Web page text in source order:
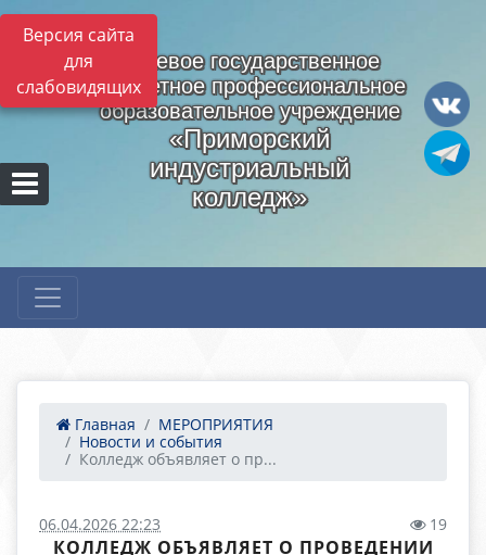
Версия сайта
для
слабовидящих
Краевое государственное
бюджетное профессиональное
образовательное учреждение
«Приморский
индустриальный
колледж»
Главная
МЕРОПРИЯТИЯ
Новости и события
Колледж объявляет о пр...
06.04.2026 22:23 19
КОЛЛЕДЖ ОБЪЯВЛЯЕТ О ПРОВЕДЕНИИ